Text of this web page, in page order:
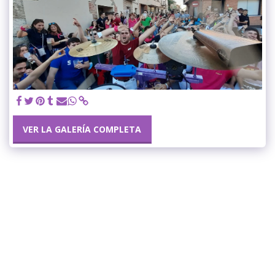
VER LA GALERÍA COMPLETA